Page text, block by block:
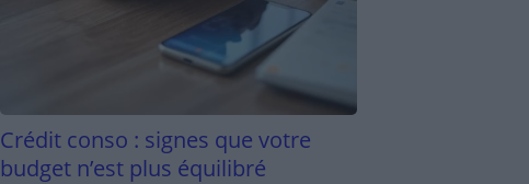
Crédit conso : signes que votre
budget n’est plus équilibré